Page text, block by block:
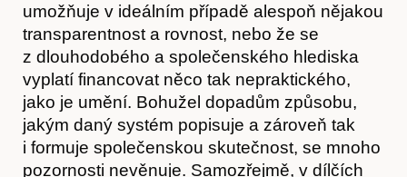
umožňuje v ideálním případě alespoň nějakou
transparentnost a rovnost, nebo že se
z dlouhodobého a společenského hlediska
vyplatí financovat něco tak nepraktického,
jako je umění. Bohužel dopadům způsobu,
jakým daný systém popisuje a zároveň tak
i formuje společenskou skutečnost, se mnoho
pozornosti nevěnuje. Samozřejmě, v dílčích